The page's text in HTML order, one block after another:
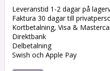
Leveranstid 1-2 dagar på
Faktura 30 dagar till
Kortbetalning, Visa &
Direktbank
Delbetalning
Swish och Apple Pay